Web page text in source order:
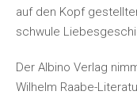
auf den Kopf
schwule
Der Albino Verlag
Wilhelm Raabe-